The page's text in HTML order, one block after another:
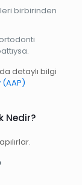
birbirinden
detaylı bilgi
Nedir?